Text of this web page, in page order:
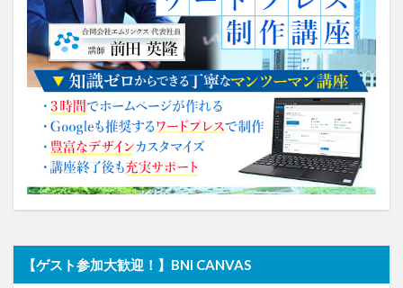
【ゲスト参加大歓迎！】BNI CANVAS